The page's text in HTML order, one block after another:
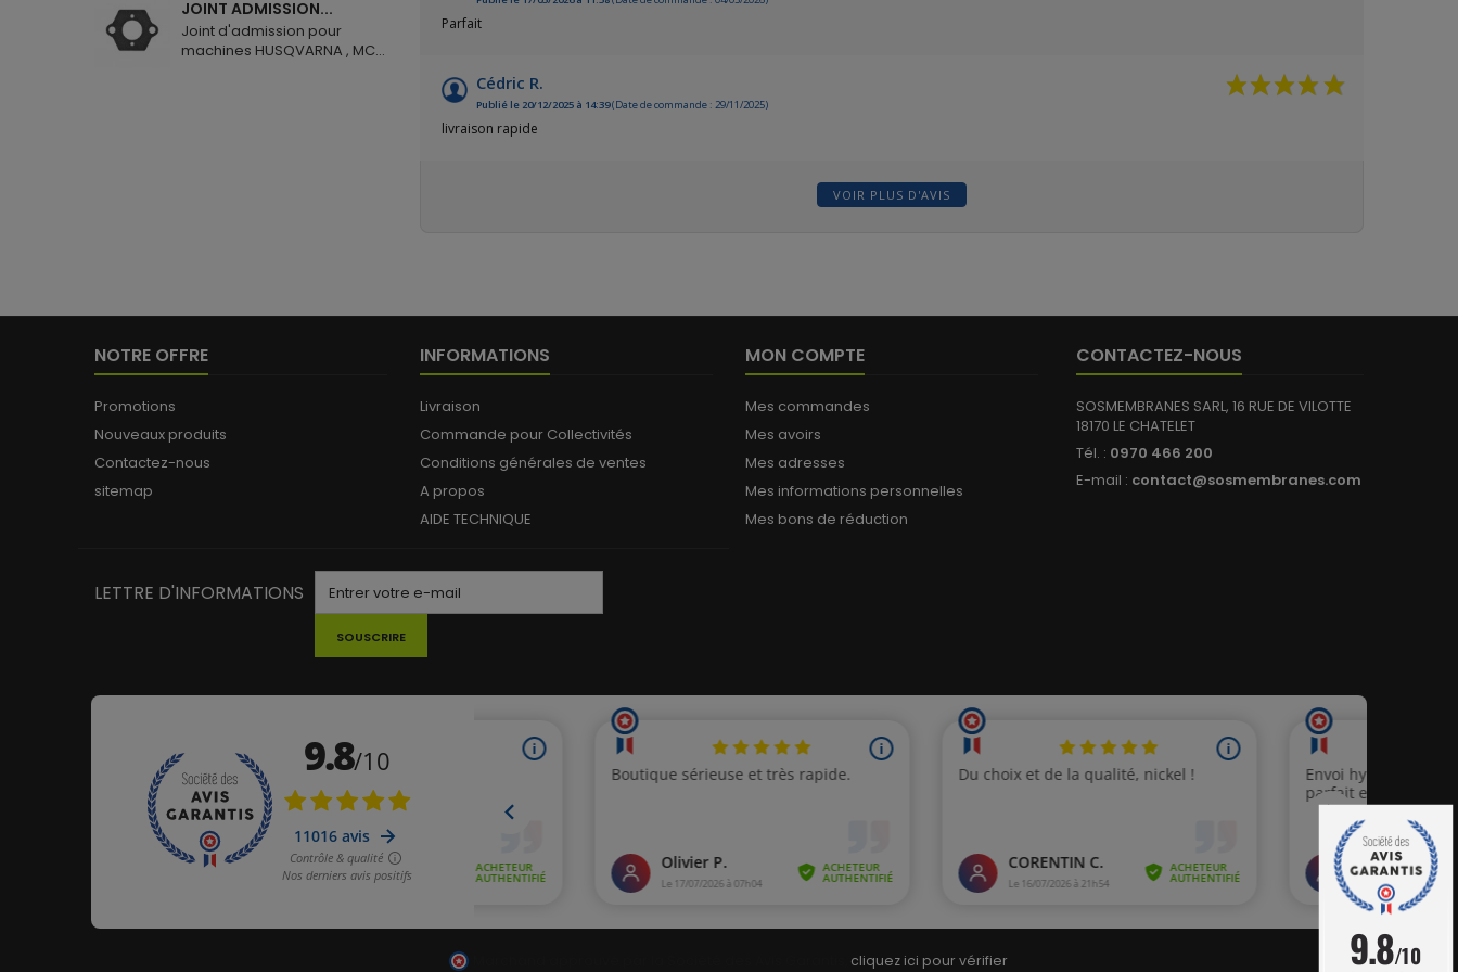
JOINT ADMISSION...
Joint d'admission pour
machines HUSQVARNA , MC...
Parfait
Cédric R.
Publié le 20/12/2025 à 14:39(Date de commande : 29/11/2025)
livraison rapide
VOIR PLUS D'AVIS
NOTRE OFFRE
Promotions
Nouveaux produits
Contactez-nous
sitemap
INFORMATIONS
Livraison
Commande pour Collectivités
Conditions générales de ventes
A propos
AIDE TECHNIQUE
MON COMPTE
Mes commandes
Mes avoirs
Mes adresses
Mes informations personnelles
Mes bons de réduction
CONTACTEZ-NOUS
SOSMEMBRANES SARL, 16 RUE DE VILOTTE
18170 LE CHATELET
Tél. : 0970 466 200
E-mail : contact@sosmembranes.com
LETTRE D'INFORMATIONS
SOUSCRIRE
cliquez ici pour vérifier 9.8/10